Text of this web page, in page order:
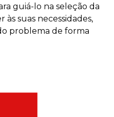
guiá-lo na seleção da
suas necessidades,
problema de forma